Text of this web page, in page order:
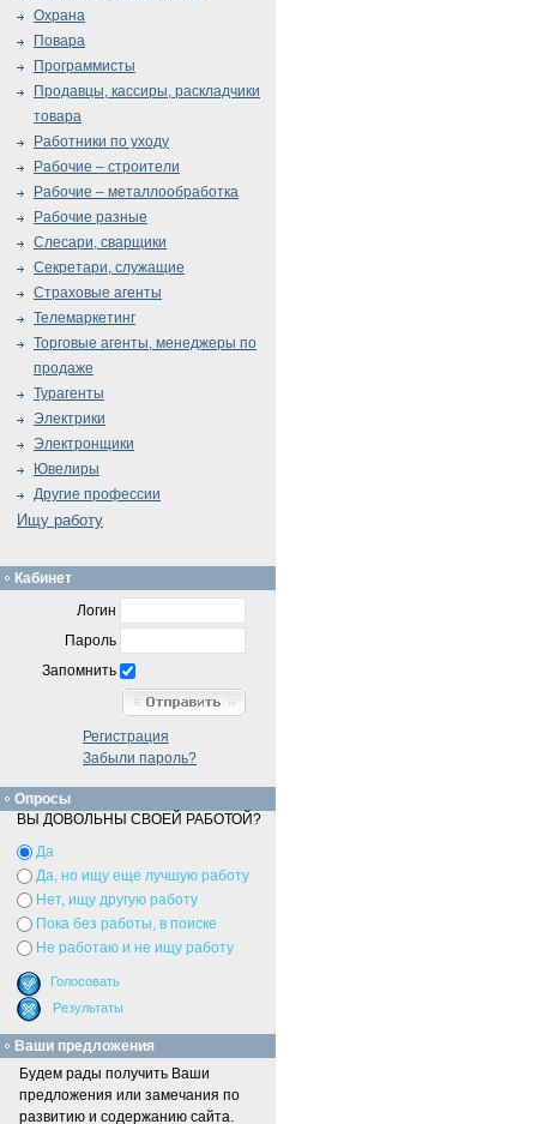
Охрана
Повара
Программисты
Продавцы, кассиры, раскладчики
товара
Работники по уходу
Рабочие – строители
Рабочие – металлообработка
Рабочие разные
Слесари, сварщики
Секретари, служащие
Страховые агенты
Телемаркетинг
Торговые агенты, менеджеры по
продаже
Турагенты
Электрики
Электронщики
Ювелиры
Другие профессии
Ищу работу
Кабинет
Логин
Пароль
Запомнить
Регистрация
Забыли пароль?
Опросы
ВЫ ДОВОЛЬНЫ СВОЕЙ РАБОТОЙ?
Да
Да, но ищу еще лучшую работу
Нет, ищу другую работу
Пока без работы, в поиске
Не работаю и не ищу работу
Ваши предложения
Будем рады получить Ваши
предложения или замечания по
развитию и содержанию сайта.